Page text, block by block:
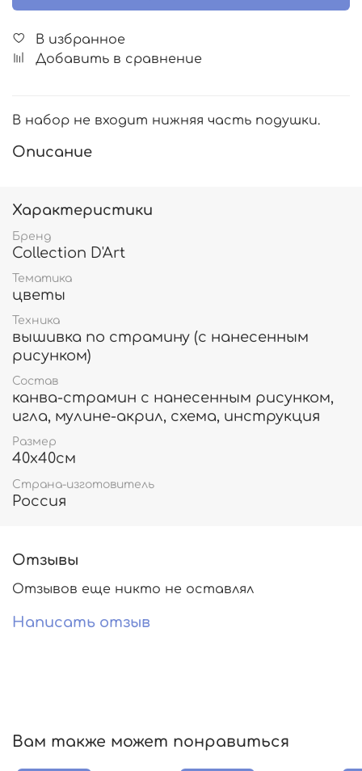
В избранное
Добавить в сравнение
В набор не входит нижняя часть подушки.
Описание
Характеристики
Бренд
Collection D'Art
Тематика
цветы
Техника
вышивка по страмину (с нанесенным
рисунком)
Состав
канва-страмин с нанесенным рисунком,
игла, мулине-акрил, схема, инструкция
Размер
40х40см
Страна-изготовитель
Россия
Отзывы
Отзывов еще никто не оставлял
Написать отзыв
Вам также может понравиться